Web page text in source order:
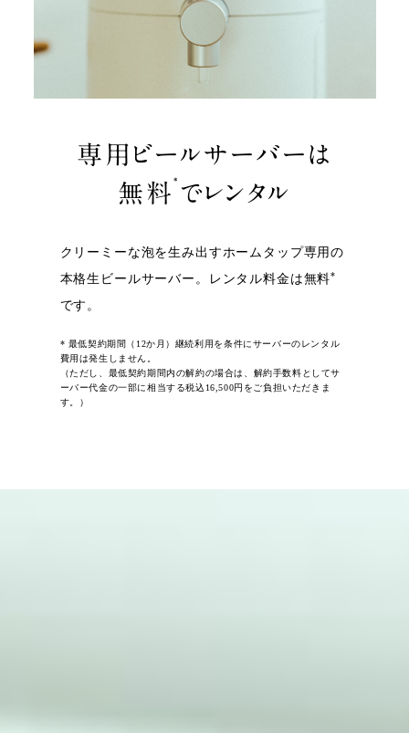
専用ビールサーバーは
無料 * でレンタル
クリーミーな泡を生み出すホームタップ専用の
本格生ビールサーバー。レンタル料金は無料*
です。
* 最低契約期間（12か月）継続利用を条件にサーバーのレンタル
費用は発生しません。
（ただし、最低契約期間内の解約の場合は、解約手数料としてサ
ーバー代金の一部に相当する税込16,500円をご負担いただきま
す。）